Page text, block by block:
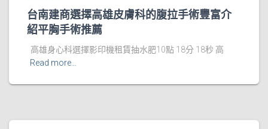
台南建商選擇高雄皮膚科的腹拉手術豐富介
紹平胸手術推薦
高雄身心科選擇影印機租賃抽水肥10點 18分 18秒 高
Read more…